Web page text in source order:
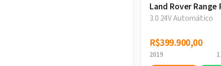
Land Rover Range
3.0 24V Automático
R$399.900,00
R$399.900,00
2019